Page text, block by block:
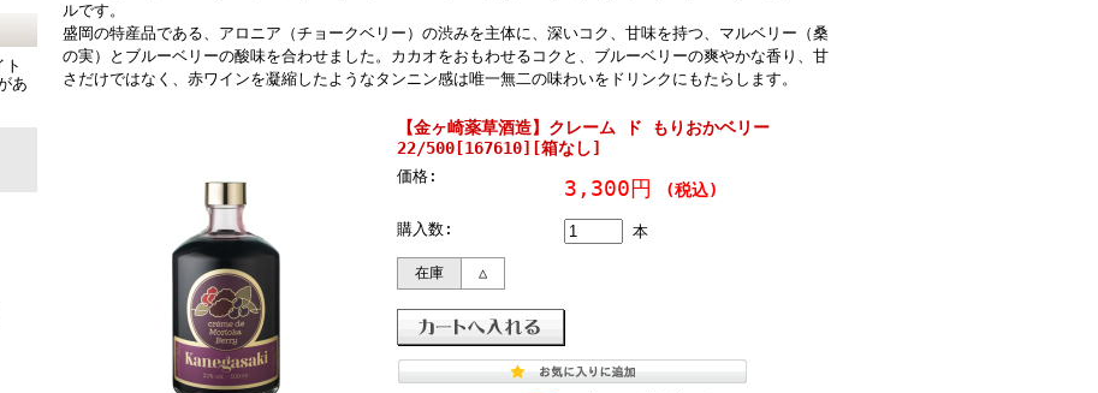
あ
ルです。
盛岡の特産品である、アロニア（チョークベリー）の渋みを主体に、深いコク、甘味を持つ、マルベリー（桑
の実）とブルーベリーの酸味を合わせました。カカオをおもわせるコクと、ブルーベリーの爽やかな香り、甘
さだけではなく、赤ワインを凝縮したようなタンニン感は唯一無二の味わいをドリンクにもたらします。
【金ヶ崎薬草酒造】クレーム ド もりおかベリー
22/500[167610][箱なし]
価格: 3,300円 (税込)
購入数: 本
在庫 △